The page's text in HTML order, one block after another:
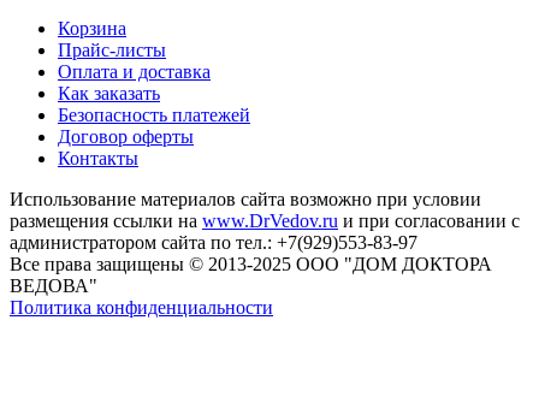
Корзина
Прайс-листы
Оплата и доставка
Как заказать
Безопасность платежей
Договор оферты
Контакты
Использование материалов сайта возможно при условии
размещения ссылки на www.DrVedov.ru и при согласовании с
администратором сайта по тел.: +7(929)553-83-97
Все права защищены © 2013-2025 ООО "ДОМ ДОКТОРА
ВЕДОВА"
Политика конфиденциальности